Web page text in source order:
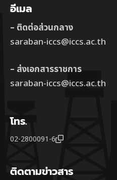
อีเมล
– ติดต่อส่วนกลาง
saraban-iccs@iccs.ac.th
– ส่งเอกสารราชการ
saraban-iccs@iccs.ac.th
โทร.
02-2800091-6
ติดตามข่าวสาร